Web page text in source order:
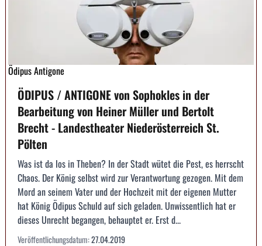
Ödipus Antigone
ÖDIPUS / ANTIGONE von Sophokles in der
Bearbeitung von Heiner Müller und Bertolt
Brecht - Landestheater Niederösterreich St.
Pölten
Was ist da los in Theben? In der Stadt wütet die Pest, es herrscht
Chaos. Der König selbst wird zur Verantwortung gezogen. Mit dem
Mord an seinem Vater und der Hochzeit mit der eigenen Mutter
hat König Ödipus Schuld auf sich geladen. Unwissentlich hat er
dieses Unrecht begangen, behauptet er. Erst d...
Veröffentlichungsdatum:27.04.2019